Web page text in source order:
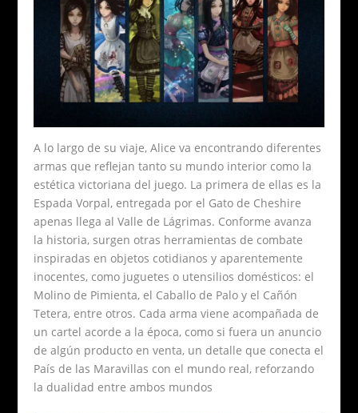
A lo largo de su viaje, Alice va encontrando diferentes
armas que reflejan tanto su mundo interior como la
estética victoriana del juego. La primera de ellas es la
Espada Vorpal, entregada por el Gato de Cheshire
apenas llega al Valle de Lágrimas. Conforme avanza
la historia, surgen otras herramientas de combate
inspiradas en objetos cotidianos y aparentemente
inocentes, como juguetes o utensilios domésticos: el
Molino de Pimienta, el Caballo de Palo y el Cañón
Tetera, entre otros. Cada arma viene acompañada de
un cartel acorde a la época, como si fuera un anuncio
de algún producto en venta, un detalle que conecta el
País de las Maravillas con el mundo real, reforzando
la dualidad entre ambos mundos